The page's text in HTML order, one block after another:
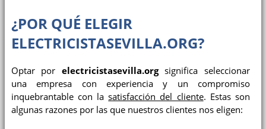
¿POR QUÉ ELEGIR
ELECTRICISTASEVILLA.ORG?
Optar por electricistasevilla.orgsignifica seleccionar
una empresa con experiencia y un compromiso
inquebrantable con lasatisfacción del cliente. Estas son
algunas razones por las que nuestros clientes nos eligen: